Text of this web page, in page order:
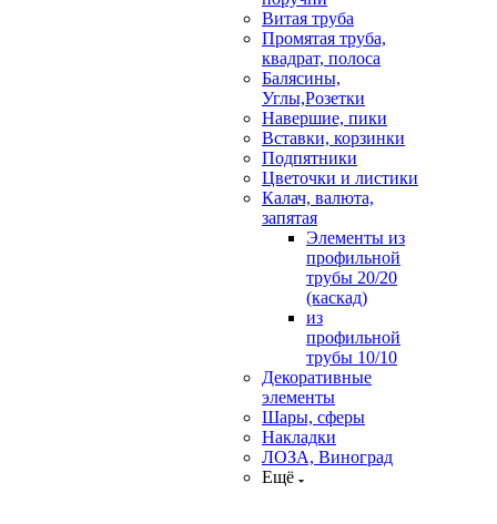
Витая труба
Промятая труба,
квадрат, полоса
Балясины,
Углы,Розетки
Навершие, пики
Вставки, корзинки
Подпятники
Цветочки и листики
Калач, валюта,
запятая
Элементы из
профильной
трубы 20/20
(каскад)
из
профильной
трубы 10/10
Декоративные
элементы
Шары, сферы
Накладки
ЛОЗА, Виноград
Ещё